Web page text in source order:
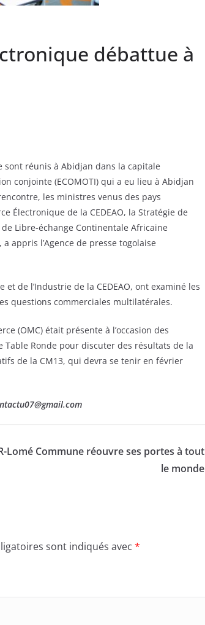
débattue à
sont réunis à Abidjan dans la capitale
conjointe (ECOMOTI) qui a eu lieu à Abidjan
les ministres venus des pays
Électronique de la CEDEAO, la Stratégie de
Libre-échange Continentale Africaine
appris l’Agence de presse togolaise
de l’Industrie de la CEDEAO, ont examiné les
questions commerciales multilatérales.
(OMC) était présente à l’occasion des
Ronde pour discuter des résultats de la
de la CM13, qui devra se tenir en février
Lomé Commune réouvre ses portes à tout
le monde
sont indiqués avec *